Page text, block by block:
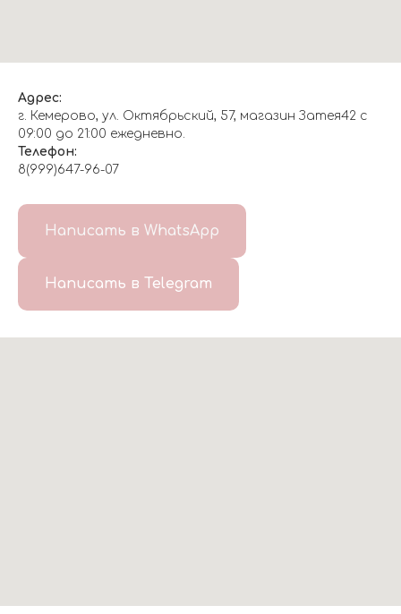
Адрес:
г. Кемерово, ул. Октябрьский, 57, магазин Затея42 с
09:00 до 21:00 ежедневно.
Телефон:
8(999)647-96-07
Написать в WhatsApp
Написать в Telegram